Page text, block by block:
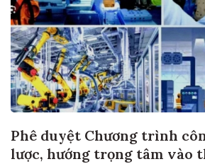
Phê duyệt Chương trình
lược, hướng trọng tâm vào